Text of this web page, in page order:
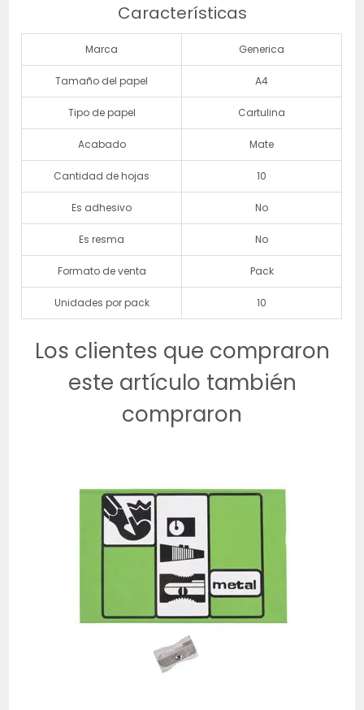
Características
Marca Generica
Tamaño del papel A4
Tipo de papel Cartulina
Acabado Mate
Cantidad de hojas 10
Es adhesivo No
Es resma No
Formato de venta Pack
Unidades por pack 10
Los clientes que compraron
este artículo también
compraron